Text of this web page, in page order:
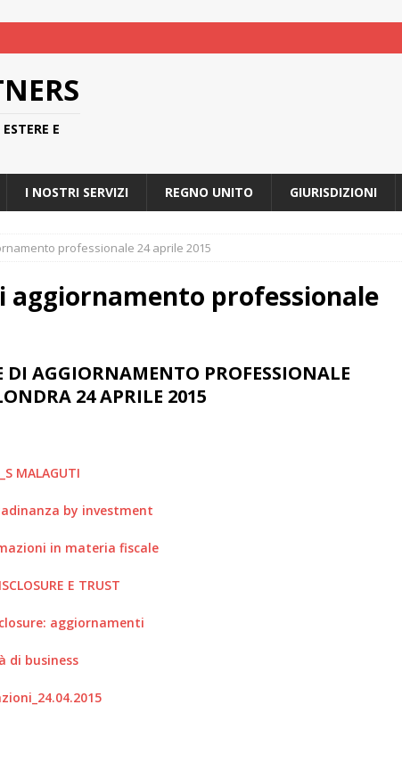
E
I NOSTRI SERVIZI REGNO UNITO GIURISDIZIONI
professionale 24 aprile 2015
aggiornamento professionale
DI AGGIORNAMENTO PROFESSIONALE
24 APRILE 2015
MALAGUTI
by investment
in materia fiscale
E TRUST
aggiornamenti
di business